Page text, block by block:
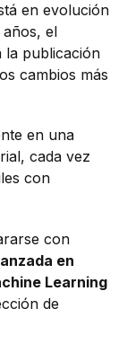
en evolución
el
la publicación
cambios más
en una
cada vez
con
con
en
Learning
de